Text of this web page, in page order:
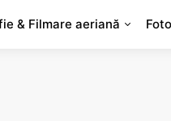
& Filmare aeriană